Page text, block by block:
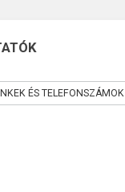
ÉS TELEFONSZÁMOK